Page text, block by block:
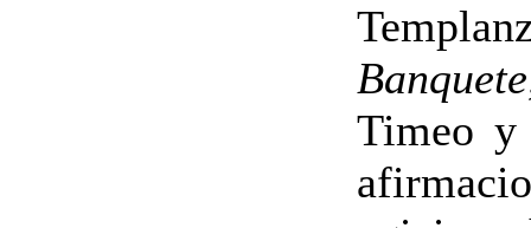
Timeo y